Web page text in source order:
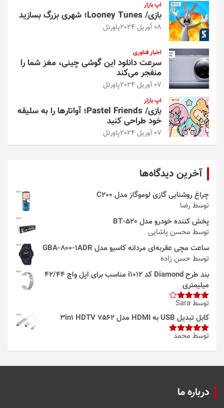
اپ بازار
بازی/ Looney Tunes؛ شهری بزرگ بسازید
08 آوریل 2024 پاورتل
اخبار فناوری
سرعت دانلود این گوشی چینی، مغز شما را
منفجر می‌کند
07 آوریل 2024 پاورتل
اپ بازار
بازی/ Pastel Friends؛ آواتارها را به سلیقه
خود طراحی کنید
07 آوریل 2024 پاورتل
آخرین دیدگاه‌ها
چراغ روشنایی گازی لوموگاز مدل C200
توسط رضا
پخش کننده خودرو مدل 520-BT
توسط محسن پاشایی
ساعت مچی عقربه‌ای مردانه کاسیو مدل GBA-800-1ADR
توسط حسن زاده
بند طرح Diamond کد i1012 مناسب برای اپل واچ 42/44
میلیمتری
امتیاز4
از 5
توسط Sara
کابل تبدیل USB به HDMI مدل 3in1 HDTV 7562
امتیاز5از
توسط محمد
درباره ما